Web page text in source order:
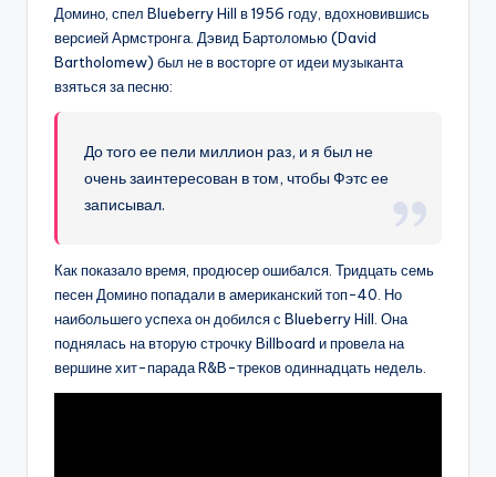
Домино, спел Blueberry Hill в 1956 году, вдохновившись
версией Армстронга. Дэвид Бартоломью (David
Bartholomew) был не в восторге от идеи музыканта
взяться за песню:
До того ее пели миллион раз, и я был не
очень заинтересован в том, чтобы Фэтс ее
записывал.
Как показало время, продюсер ошибался. Тридцать семь
песен Домино попадали в американский топ-40. Но
наибольшего успеха он добился с Blueberry Hill. Она
поднялась на вторую строчку Billboard и провела на
вершине хит-парада R&B-треков одиннадцать недель.